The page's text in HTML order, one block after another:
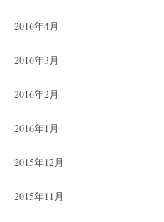
2016年4月
2016年3月
2016年2月
2016年1月
2015年12月
2015年11月